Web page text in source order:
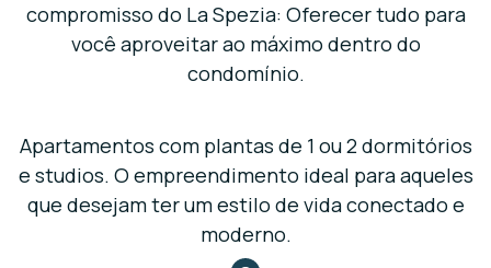
compromisso do La Spezia: Oferecer tudo para
você aproveitar ao máximo dentro do
condomínio.
Apartamentos com plantas de 1 ou 2 dormitórios
e studios. O empreendimento ideal para aqueles
que desejam ter um estilo de vida conectado e
moderno.